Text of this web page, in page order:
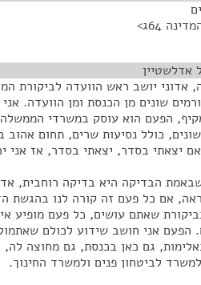
64ג>
אדלשטיין
אדוני יושב ראש הוועדה לביקורת
שונים מן הכנסת ומן הוועדה.
הפעם הוא עוסק במשרדי
כולל נסיעות שרים, תחום
יצאתי בסדר, יצאתי בסדר, אז אני
שבאמת הבדיקה היא בדיקה רוחבית,
אם כל פעם זה קורה לנו בהגשת
שאתם עושים, כל פעם מופיע
הפעם אני חושב שידוע לכולם
גם כאן בכנסת, גם מחוצה לה,
לביטחון פנים ולמשרד החינוך.